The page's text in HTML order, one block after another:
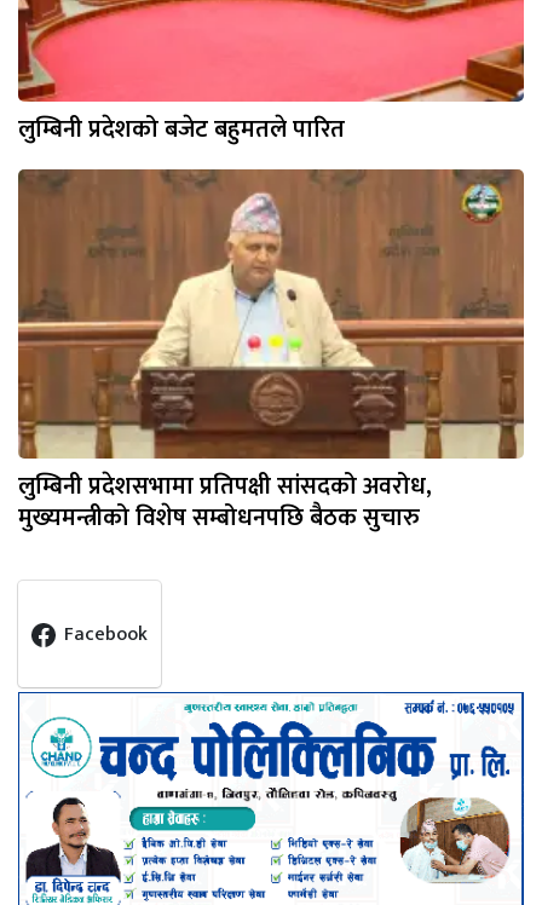
लुम्बिनी प्रदेशको बजेट बहुमतले पारित
लुम्बिनी प्रदेशसभामा प्रतिपक्षी सांसदको अवरोध,
मुख्यमन्त्रीको विशेष सम्बोधनपछि बैठक सुचारु
Facebook